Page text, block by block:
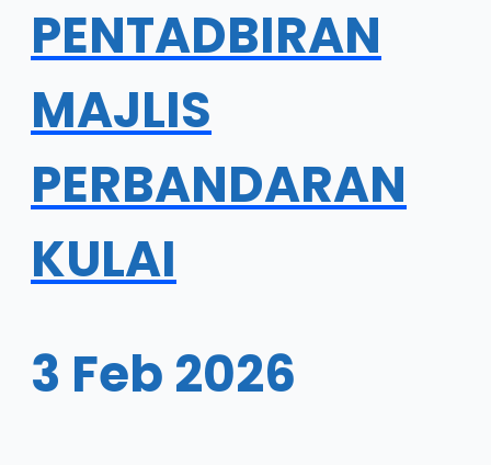
PENTADBIRAN
MAJLIS
PERBANDARAN
KULAI
3 Feb 2026